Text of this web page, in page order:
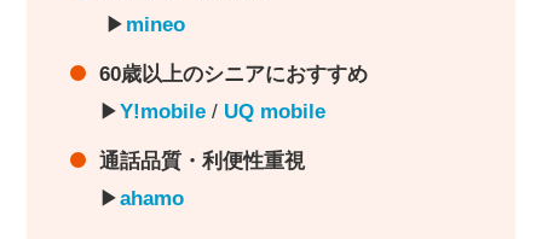
▶︎ mineo
60歳以上のシニアにおすすめ
▶︎Y!mobile/ UQ mobile
通話品質・利便性重視
▶︎ahamo